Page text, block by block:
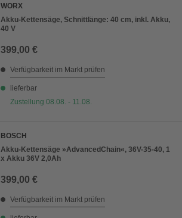
WORX
Akku-Kettensäge, Schnittlänge: 40 cm, inkl. Akku,
40 V
399,00 €
Verfügbarkeit im Markt prüfen
lieferbar
Zustellung 08.08. - 11.08.
BOSCH
Akku-Kettensäge »AdvancedChain«, 36V-35-40, 1
x Akku 36V 2,0Ah
399,00 €
Verfügbarkeit im Markt prüfen